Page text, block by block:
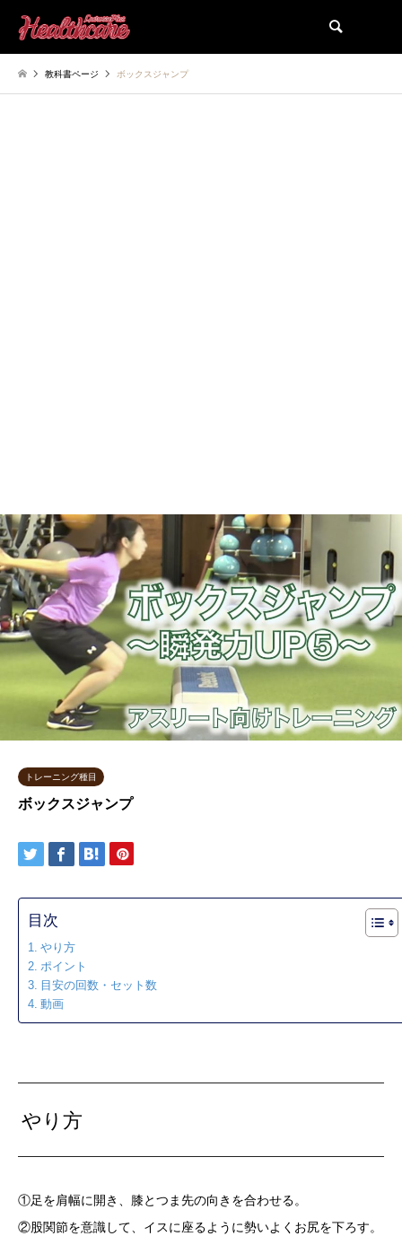
教科書ページ ボックスジャンプ
トレーニング種目
ボックスジャンプ
目次
やり方
ポイント
目安の回数・セット数
動画
やり方
①足を肩幅に開き、膝とつま先の向きを合わせる。
②股関節を意識して、イスに座るように勢いよくお尻を下ろす。